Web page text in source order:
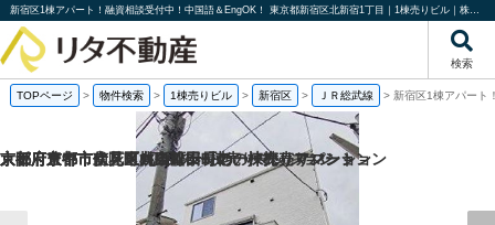
新宿区1棟アパート！融資相談受付中！中国語＆EngOK！ 東京都新宿区北新宿1丁目｜1棟売りビル｜株式会社リタ不動産
検索
TOPページ > 物件検索 > 1棟売りビル > 新宿区 > ＪＲ総武線 > 新宿区1棟アパート
京都府京都市伏見区桃山町泰長老の一棟売りマンション
京都府京都市伏見区向島津田町の一棟売りマンション
京都府京都市南区東九条松田町の一棟売りアパート
大阪府豊中市立花町1丁目の一棟売りマンション